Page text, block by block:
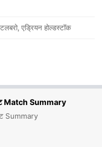
Match Summary
Summary
एड्रियन होल्डस्टॉक